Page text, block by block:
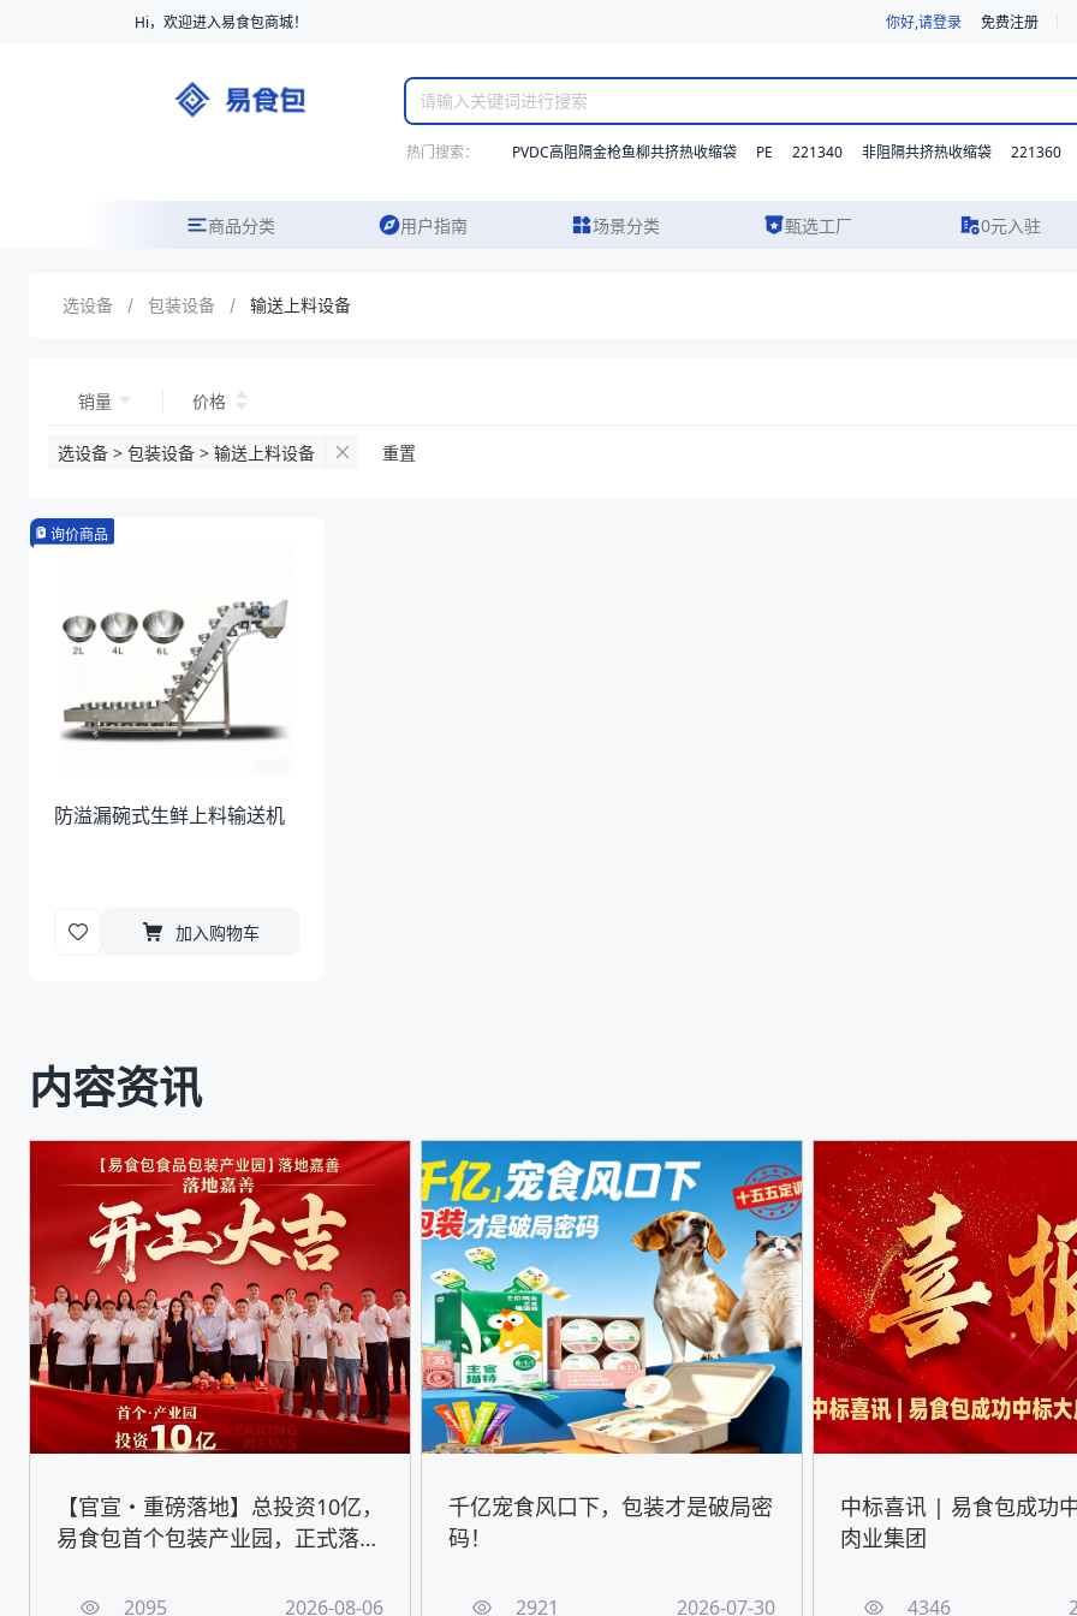
Hi，欢迎进入易食包商城！ 你好,请登录 免费注册
热门搜索： PVDC高阻隔金枪鱼柳共挤热收缩袋 PE 221340 非阻隔共挤热收缩袋 221360
商品分类 用户指南 场景分类 甄选工厂 0元入驻
选设备 / 包装设备 / 输送上料设备
销量 价格
选设备 > 包装设备 > 输送上料设备 重置
询价商品
防溢漏碗式生鲜上料输送机
加入购物车
内容资讯
【官宣・重磅落地】总投资10亿，
易食包首个包装产业园，正式落地
2095 2026-08-06
千亿宠食风口下，包装才是破局密
码！
2921 2026-07-30
中标喜讯 | 易食包成功
肉业集团
4346